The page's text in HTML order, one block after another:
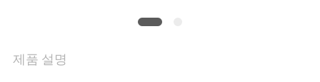
뉴
제품 설명